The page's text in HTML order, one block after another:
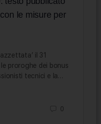
le misure per
il 31
proroghe dei bonus
tecnici e la…
0